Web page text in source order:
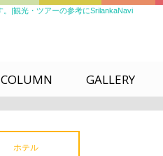
|観光・ツアーの参考にSrilankaNavi
COLUMN GALLERY
ホテル